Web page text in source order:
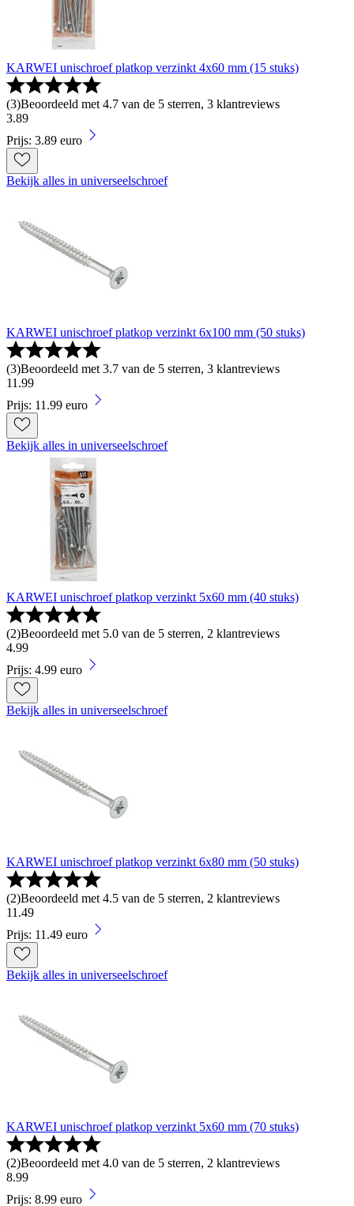
KARWEI unischroef platkop verzinkt 4x60 mm (15 stuks)
(3)Beoordeeld met 4.7 van de 5 sterren, 3 klantreviews
3.89
Prijs: 3.89 euro
Bekijk alles in universeelschroef
KARWEI unischroef platkop verzinkt 6x100 mm (50 stuks)
(3)Beoordeeld met 3.7 van de 5 sterren, 3 klantreviews
11 .99
Prijs: 11.99 euro
Bekijk alles in universeelschroef
KARWEI unischroef platkop verzinkt 5x60 mm (40 stuks)
(2)Beoordeeld met 5.0 van de 5 sterren, 2 klantreviews
4.99
Prijs: 4.99 euro
Bekijk alles in universeelschroef
KARWEI unischroef platkop verzinkt 6x80 mm (50 stuks)
(2)Beoordeeld met 4.5 van de 5 sterren, 2 klantreviews
11 .49
Prijs: 11.49 euro
Bekijk alles in universeelschroef
KARWEI unischroef platkop verzinkt 5x60 mm (70 stuks)
(2)Beoordeeld met 4.0 van de 5 sterren, 2 klantreviews
8.99
Prijs: 8.99 euro